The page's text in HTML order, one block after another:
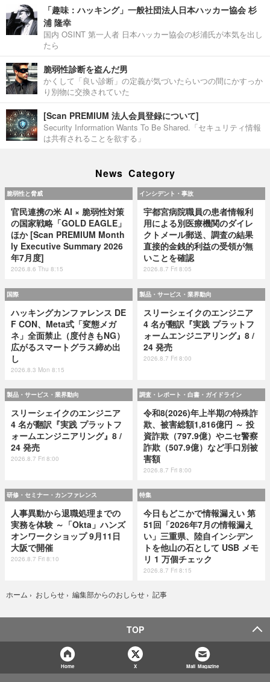
「趣味：ハッキング」一般社団法人日本ハッカー協会 杉
浦 隆幸
国内 OSINT 第一人者 日本ハッカー協会の杉浦氏が本気を出し
たら
脆弱性診断を盗んだ男
かくして「良い診断」の定義が気づいたらいつの間にかすっか
り別物に交換されていた
[Scan PREMIUM 法人会員登録について]
Security Information Wants To Be Shared.「セキュリティ情報
は共有されることを欲する」
News Category
脆弱性と脅威
官民連携の米 AI × 脆弱性対策
の国家戦略「GOLD EAGLE」
ほか [Scan PREMIUM Month
ly Executive Summary 2026
年7月度]
2026.8.6 Thu 8:15
インシデント・事故
宇都宮病院職員の患者情報利
用による別医療機関のダイレ
クトメール郵送、調査の結果
直接的金銭的利益の受領が無
いことを確認
2026.8.7 Fri 8:05
国際
ハッキングカンファレンス DE
F CON、Meta式「変態メガ
ネ」全面禁止（度付きもNG）
広がるスマートグラス締め出
し
2026.8.3 Mon 8:15
製品・サービス・業界動向
スリーシェイクのエンジニア
4 名が翻訳『実践 プラットフ
ォームエンジニアリング』8 /
24 発売
2026.8.7 Fri 8:00
製品・サービス・業界動向
スリーシェイクのエンジニア
4 名が翻訳『実践 プラットフ
ォームエンジニアリング』8 /
24 発売
2026.8.7 Fri 8:00
調査・レポート・白書・ガイドライン
令和8(2026)年上半期の特殊詐
欺、被害総額1,816億円 ～ 投
資詐欺（797.9億）やニセ警察
詐欺（507.9億）など手口別被
害額
2026.8.7 Fri 8:00
研修・セミナー・カンファレンス
人事異動から退職処理までの
実務を体験 ～「Okta」ハンズ
オンワークショップ 9月11日
大阪で開催
2026.8.7 Fri 8:10
特集
今日もどこかで情報漏えい 第
51回「2026年7月の情報漏え
い」三重県、陸自インシデン
トを他山の石として USB メモ
リ 1 万個チェック
2026.8.7 Fri 8:15
ホーム › おしらせ › 編集部からのおしらせ › 記事
TOP
Home X Mail Magazine